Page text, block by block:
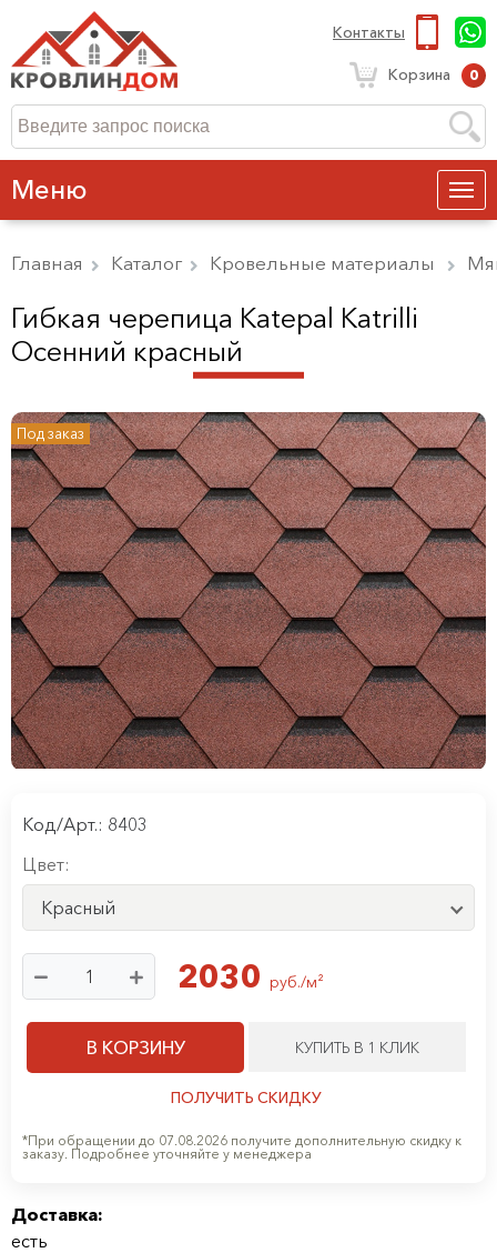
Контакты
Корзина 0
Меню
Главная Каталог Кровельные материалы
Гибкая черепица Katepal Katrilli
Осенний красный
Под заказ
Код/Арт.: 8403
Цвет:
Красный
2030 руб./м²
В КОРЗИНУ КУПИТЬ В 1 КЛИК
ПОЛУЧИТЬ СКИДКУ
*При обращении до 07.08.2026 получите дополнительную скидку к
заказу. Подробнее уточняйте у менеджера
Доставка:
есть